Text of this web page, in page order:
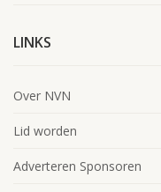
LINKS
Over NVN
Lid worden
Adverteren Sponsoren